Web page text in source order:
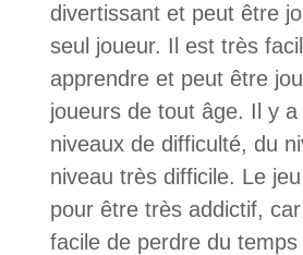
divertissant et peut être
seul joueur. Il est très
apprendre et peut être
joueurs de tout âge. Il y a
niveaux de difficulté, du
niveau très difficile. Le
pour être très addictif,
facile de perdre du temps